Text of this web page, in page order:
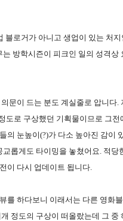
블로거가 아니고 생업이 있는 처
는 방학시즌이 피크인 일의 성격
문이 드는 분도 계실줄로 압니다
도로 구상했던 기획물이므로 그
의 눈높이(?)가 다소 높아진 감이
롭게도 타이밍을 놓쳤어요. 적
이 다시 업데이트 됩니다.
를 하다보니 이래서는 다른 영화
정도의 구상이 떠올랐는데 그